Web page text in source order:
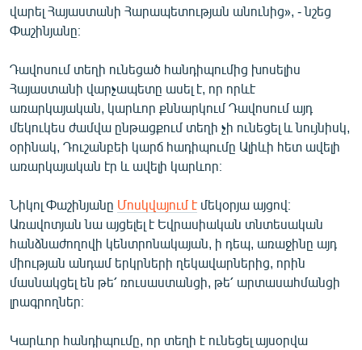
վարել Հայաստանի Հարապետության անունից», - նշեց
Փաշինյանը։
Դավոսում տեղի ունեցած հանդիպումից խոսելիս
Հայաստանի վարչապետը ասել է, որ որևէ
առարկայական, կարևոր քննարկում Դավոսում այդ
մեկուկես ժամվա ընթացքում տեղի չի ունեցել և նույնիսկ,
օրինակ, Դուշանբեի կարճ հադիպումը Ալիևի հետ ավելի
առարկայական էր և ավելի կարևոր։
Նիկոլ Փաշինյանը Մոսկվայում էմեկօրյա այցով։
Առավոտյան նա այցելել է Եվրասիական տնտեսական
հանձնաժողովի կենտրոնակայան, ի դեպ, առաջինը այդ
միության անդամ երկրների ղեկավարներից, որին
մասնակցել են թե՛ ռուսաստանցի, թե՛ արտասահմանցի
լրագրողներ։
Կարևոր հանդիպումը, որ տեղի է ունեցել այսօրվա